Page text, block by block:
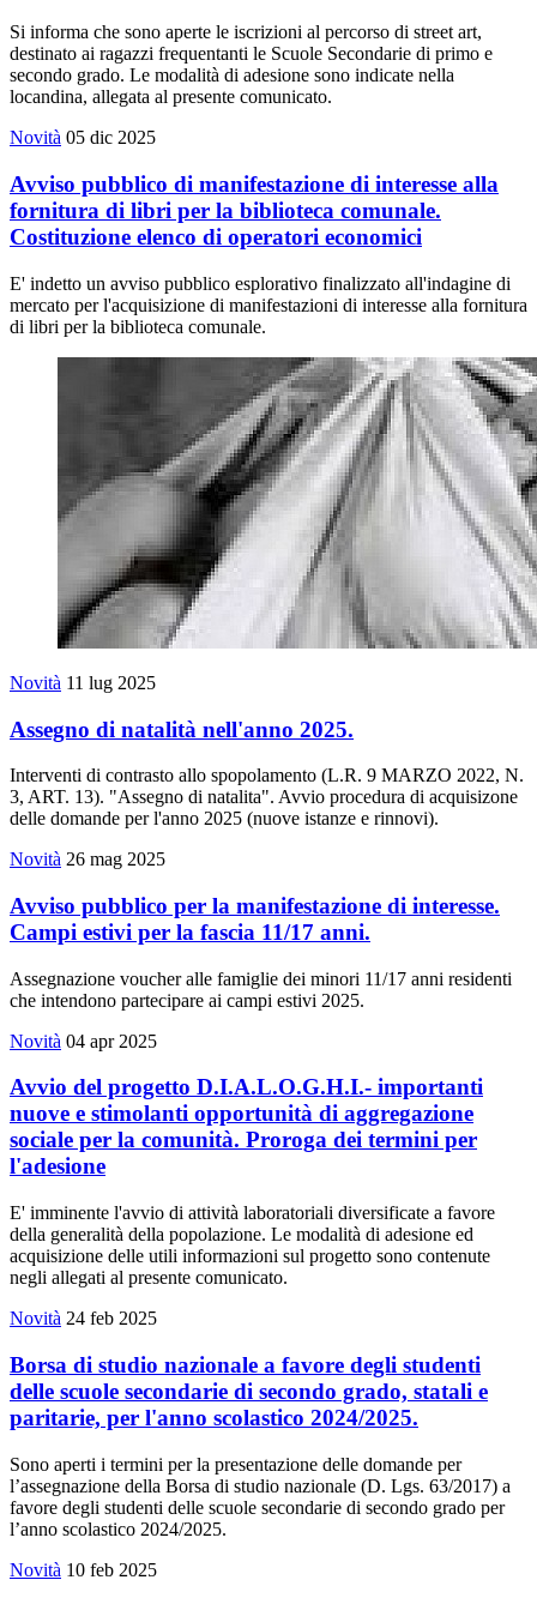
Si informa che sono aperte le iscrizioni al percorso di street art,
destinato ai ragazzi frequentanti le Scuole Secondarie di primo e
secondo grado. Le modalità di adesione sono indicate nella
locandina, allegata al presente comunicato.
Novità 05 dic 2025
Avviso pubblico di manifestazione di interesse alla
fornitura di libri per la biblioteca comunale.
Costituzione elenco di operatori economici
E' indetto un avviso pubblico esplorativo finalizzato all'indagine di
mercato per l'acquisizione di manifestazioni di interesse alla fornitura
di libri per la biblioteca comunale.
Novità 11 lug 2025
Assegno di natalità nell'anno 2025.
Interventi di contrasto allo spopolamento (L.R. 9 MARZO 2022, N.
3, ART. 13). "Assegno di natalita". Avvio procedura di acquisizone
delle domande per l'anno 2025 (nuove istanze e rinnovi).
Novità 26 mag 2025
Avviso pubblico per la manifestazione di interesse.
Campi estivi per la fascia 11/17 anni.
Assegnazione voucher alle famiglie dei minori 11/17 anni residenti
che intendono partecipare ai campi estivi 2025.
Novità 04 apr 2025
Avvio del progetto D.I.A.L.O.G.H.I.- importanti
nuove e stimolanti opportunità di aggregazione
sociale per la comunità. Proroga dei termini per
l'adesione
E' imminente l'avvio di attività laboratoriali diversificate a favore
della generalità della popolazione. Le modalità di adesione ed
acquisizione delle utili informazioni sul progetto sono contenute
negli allegati al presente comunicato.
Novità 24 feb 2025
Borsa di studio nazionale a favore degli studenti
delle scuole secondarie di secondo grado, statali e
paritarie, per l'anno scolastico 2024/2025.
Sono aperti i termini per la presentazione delle domande per
l’assegnazione della Borsa di studio nazionale (D. Lgs. 63/2017) a
favore degli studenti delle scuole secondarie di secondo grado per
l’anno scolastico 2024/2025.
Novità 10 feb 2025